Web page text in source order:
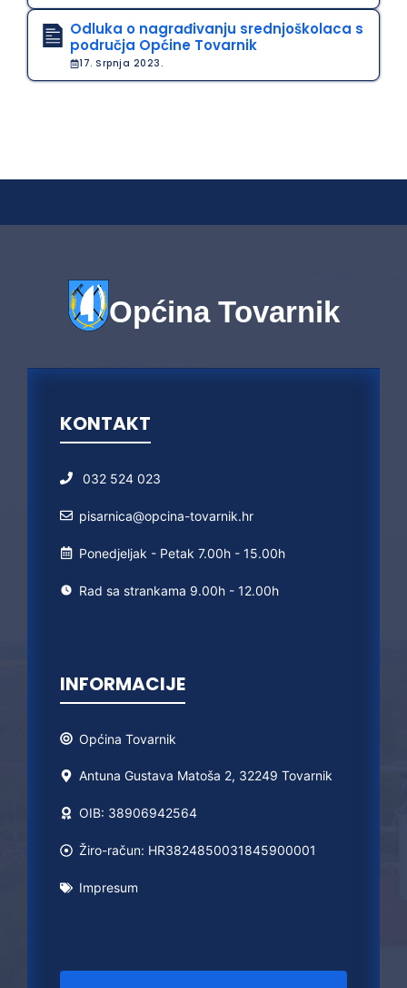
Odluka o nagrađivanju srednjoškolaca s
područja Općine Tovarnik
17. Srpnja 2023.
Općina Tovarnik
KONTAKT
032 524 023
pisarnica@opcina-tovarnik.hr
Ponedjeljak - Petak 7.00h - 15.00h
Rad sa strankama 9.00h - 12.00h
INFORMACIJE
Općina Tovarnik
Antuna Gustava Matoša 2, 32249 Tovarnik
OIB: 38906942564
Žiro-račun: HR3824850031845900001
Impresum